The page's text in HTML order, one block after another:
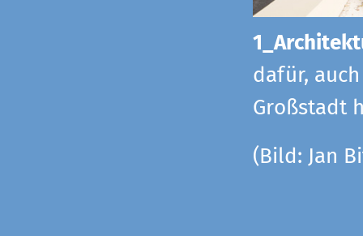
dafür,
Großstadt
(Bild: Jan